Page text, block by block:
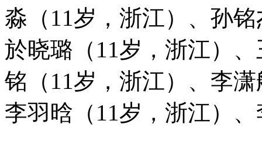
淼（11岁，浙江）、孙
於晓璐（11岁，浙江）
铭（11岁，浙江）、李
李羽晗（11岁，浙江）